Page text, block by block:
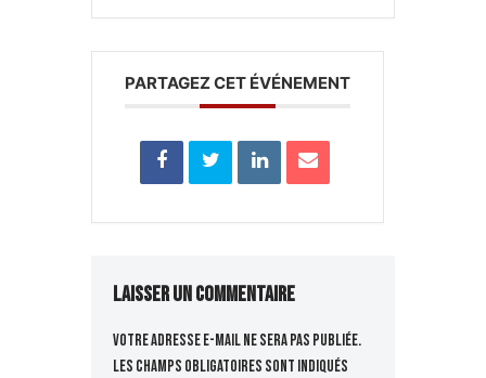
PARTAGEZ CET ÉVÉNEMENT
Laisser un commentaire
Votre adresse e-mail ne sera pas publiée.
Les champs obligatoires sont indiqués